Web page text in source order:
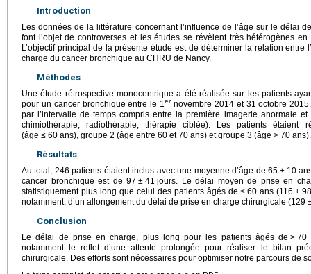
Introduction
Les données de la littérature concernant l’influence de l’âge sur le délai
font l’objet de controverses et les études se révèlent très hétérogènes
L’objectif principal de la présente étude est de déterminer la relation
charge du cancer bronchique au CHRU de Nancy.
Méthodes
Une étude rétrospective monocentrique a été réalisée sur les patients
pour un cancer bronchique entre le 1er novembre 2014 et 31 octobre
par l’intervalle de temps compris entre la première imagerie anormale
chimiothérapie, radiothérapie, thérapie ciblée). Les patients
(âge ≤ 60 ans), groupe 2 (âge entre 60 et 70 ans) et groupe 3 (âge > 70 ans).
Résultats
Au total, 246 patients étaient inclus avec une moyenne d’âge de 65 ± 10
cancer bronchique est de 97 ± 41 jours. Le délai moyen de prise en
statistiquement plus long que celui des patients âgés de ≤ 60 ans (116 ± 98
notamment, d’un allongement du délai de prise en charge chirurgicale (129
Conclusion
Le délai de prise en charge, plus long pour les patients âgés de > 70
notamment le reflet d’une attente prolongée pour réaliser le bilan
chirurgicale. Des efforts sont nécessaires pour optimiser notre parcours de